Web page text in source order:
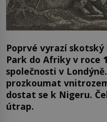
Poprvé vyrazí
Park do Afriky v roce
společnosti v
prozkoumat
dostat se k Nigeru.
útrap.